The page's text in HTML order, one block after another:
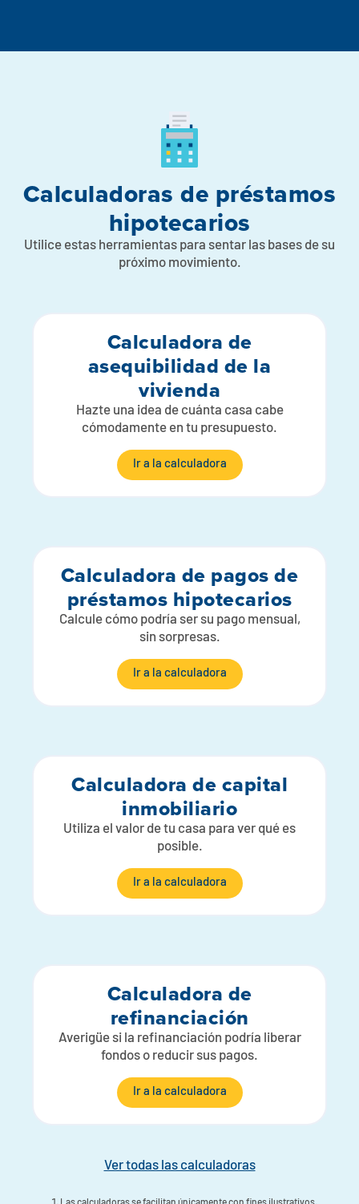
Calculadoras de préstamos
hipotecarios
Utilice estas herramientas para sentar las bases de su
próximo movimiento.
Calculadora de
asequibilidad de la
vivienda
Hazte una idea de cuánta casa cabe
cómodamente en tu presupuesto.
Ir a la calculadora
Calculadora de pagos de
préstamos hipotecarios
Calcule cómo podría ser su pago mensual,
sin sorpresas.
Ir a la calculadora
Calculadora de capital
inmobiliario
Utiliza el valor de tu casa para ver qué es
posible.
Ir a la calculadora
Calculadora de
refinanciación
Averigüe si la refinanciación podría liberar
fondos o reducir sus pagos.
Ir a la calculadora
Ver todas las calculadoras